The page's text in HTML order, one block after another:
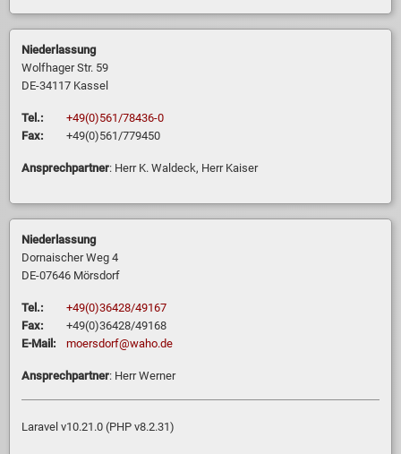
Niederlassung
Wolfhager Str. 59
DE-34117 Kassel
Tel.:
+49(0)561/78436-0
Fax:
+49(0)561/779450
Ansprechpartner: Herr K. Waldeck, Herr Kaiser
Niederlassung
Dornaischer Weg 4
DE-07646 Mörsdorf
Tel.:
+49(0)36428/49167
Fax:
+49(0)36428/49168
E-Mail:
moersdorf@waho.de
Ansprechpartner: Herr Werner
Laravel v10.21.0 (PHP v8.2.31)